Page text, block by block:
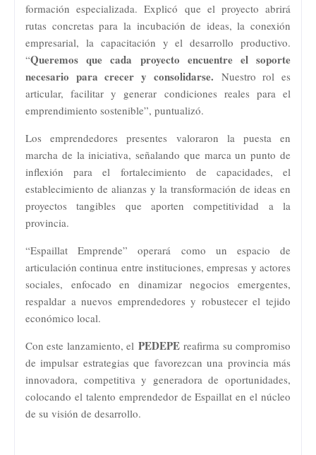
formación especializada. Explicó que el proyecto abrirá
rutas concretas para la incubación de ideas, la conexión
empresarial, la capacitación y el desarrollo productivo.
“Queremos que cada proyecto encuentre el soporte
necesario para crecer y consolidarse. Nuestro rol es
articular, facilitar y generar condiciones reales para el
emprendimiento sostenible”, puntualizó.
Los emprendedores presentes valoraron la puesta en
marcha de la iniciativa, señalando que marca un punto de
inflexión para el fortalecimiento de capacidades, el
establecimiento de alianzas y la transformación de ideas en
proyectos tangibles que aporten competitividad a la
provincia.
“Espaillat Emprende” operará como un espacio de
articulación continua entre instituciones, empresas y actores
sociales, enfocado en dinamizar negocios emergentes,
respaldar a nuevos emprendedores y robustecer el tejido
económico local.
Con este lanzamiento, el PEDEPEreafirma su compromiso
de impulsar estrategias que favorezcan una provincia más
innovadora, competitiva y generadora de oportunidades,
colocando el talento emprendedor de Espaillat en el núcleo
de su visión de desarrollo.